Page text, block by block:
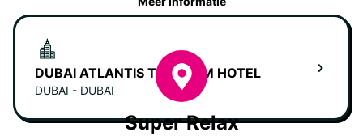
DUBAI ATLANTIS THE PALM HOTEL
DUBAI - DUBAI
Super Relax